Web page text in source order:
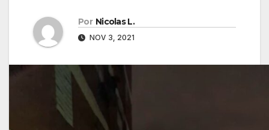
Por Nicolas L.
NOV 3, 2021